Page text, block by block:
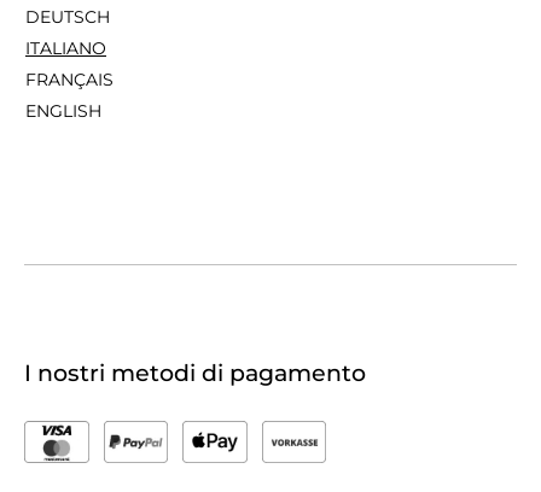
DEUTSCH
ITALIANO
FRANÇAIS
ENGLISH
I nostri metodi di pagamento